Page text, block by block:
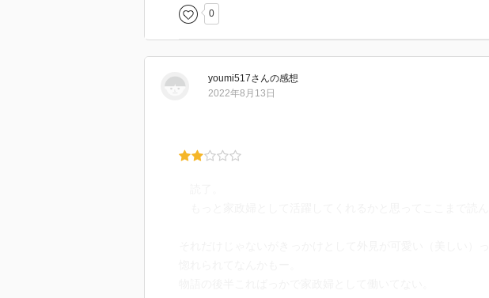
0
youmi517さんの感想
2022年8月13日